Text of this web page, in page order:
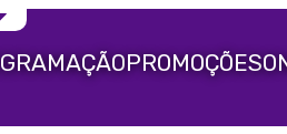
PROMOÇÕES